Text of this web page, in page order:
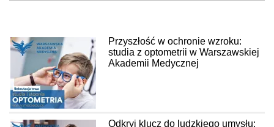
Przyszłość w ochronie wzroku:
studia z optometrii w Warszawskiej
Akademii Medycznej
Odkryj klucz do ludzkiego umysłu: